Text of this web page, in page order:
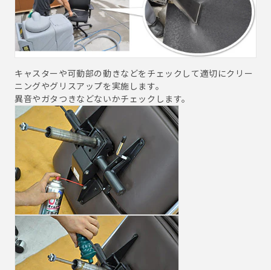
キャスターや可動部の動きなどをチェックして適切にクリー
ニングやグリスアップを実施します。
異音やガタつきなどないかチェックします。